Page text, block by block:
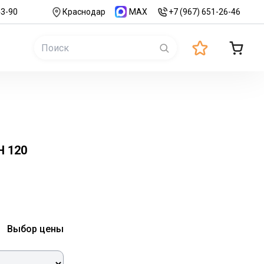
90 Краснодар MAX +7 (967) 651-26-46
120
Выбор цены